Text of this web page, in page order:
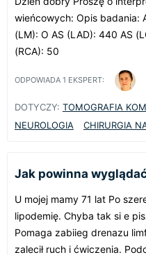
wieńcowych: Opis badania:
(LM): O AS (LAD): 440 AS
(RCA): 50
ODPOWIADA 1 EKSPERT:
DOTYCZY: TOMOGRAFIA
NEUROLOGIA
CHIRURGIA
Jak powinna
U mojej mamy 71 lat Po
lipodemię. Chyba tak si e
Pomaga zabiieg drenazu
zalecił ruch i ćwiczenia.